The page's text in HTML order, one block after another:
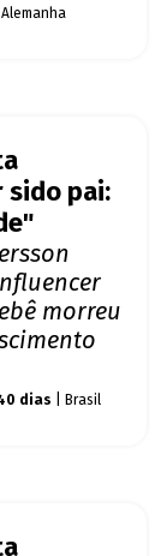
Alemanha
sido pai:
morreu
dias | Brasil